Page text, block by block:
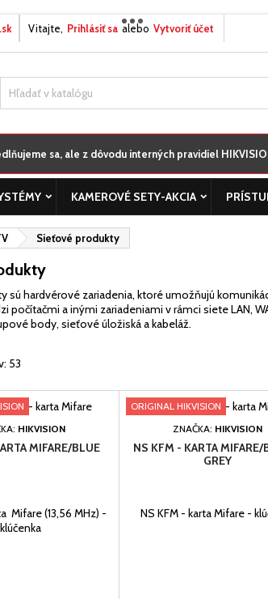
Vitajte, Prihlásiť sa alebo Vytvoriť účet
sa, ale z dôvodu interných pravidiel
KAMEROVÉ SETY-AKCIA
Sieťové produkty
sú hardvérové zariadenia, ktoré umožňujú
počítačmi a inými zariadeniami v rámci siete LAN,
body, sieťové úložiská a kabeláž.
53
HIKVISION
MIFARE/BLUE
Mifare (13,56 MHz) -
klúčenka
ORIGINAL HIKVISION
ZNAČKA: HIKVISION
NS KFM - KARTA MIFARE/
GREY
NS KFM - karta Mifare -
zoznamy prianí
add_circle_outline
((cancelText))
sa
byť prihlásený, aby ste si mohli výrobky uložiť do
((cancelText))